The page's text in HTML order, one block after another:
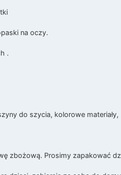
na oczy.
.
do szycia, kolorowe
zbożową. Prosimy zapakować